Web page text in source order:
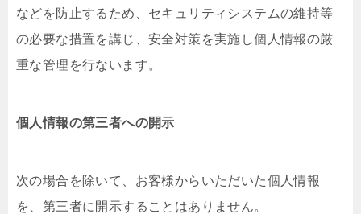
などを防止するため、セキュリティシステムの維持等
の必要な措置を講じ、安全対策を実施し個人情報の厳
重な管理を行ないます。
個人情報の第三者への開示
次の場合を除いて、お客様からいただいた個人情報
を、第三者に開示することはありません。